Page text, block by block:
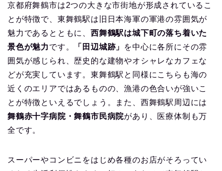
京都府舞鶴市は2つの大きな市街地が形成されているこ
とが特徴で、東舞鶴駅は旧日本海軍の軍港の雰囲気が
魅力であるとともに、 西舞鶴駅は城下町の落ち着いた
景色が魅力です。 「田辺城跡」
を中心に各所にその雰
囲気が感じられ、歴史的な建物やオシャレなカフェな
どが充実しています。東舞鶴駅と同様にこちらも海の
近くのエリアではあるものの、漁港の色合いが強いこ
とが特徴といえるでしょう。また、西舞鶴駅周辺には
舞鶴赤十字病院・舞鶴市民病院があり、医療体制も万
全です。
スーパーやコンビニをはじめ各種のお店がそろってい